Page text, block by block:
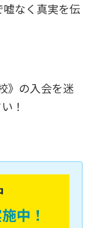
なく真実を伝
》の入会を迷
！